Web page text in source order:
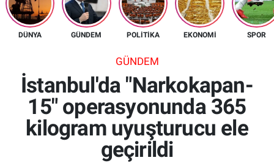
DÜNYA GÜNDEM POLİTİKA EKONOMİ SPOR
GÜNDEM
İstanbul'da "Narkokapan-
15" operasyonunda 365
kilogram uyuşturucu ele
geçirildi